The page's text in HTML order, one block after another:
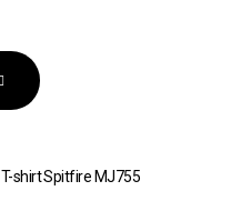
T-shirt Spitfire MJ755